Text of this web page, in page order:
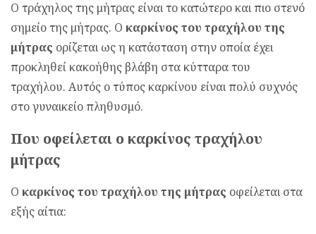
Ο τράχηλος της μήτρας είναι το κατώτερο και πιο στενό
σημείο της μήτρας. Ο καρκίνος του τραχήλου της
μήτρας ορίζεται ως η κατάσταση στην οποία έχει
προκληθεί κακοήθης βλάβη στα κύτταρα του
τραχήλου. Αυτός ο τύπος καρκίνου είναι πολύ συχνός
στο γυναικείο πληθυσμό.
Που οφείλεται ο καρκίνος τραχήλου
μήτρας
Ο καρκίνος του τραχήλου της μήτρας οφείλεται στα
εξής αίτια: